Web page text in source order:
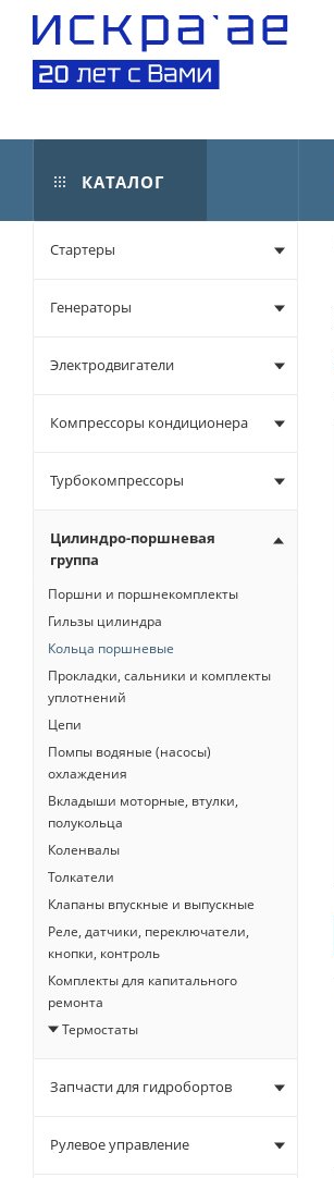
КАТАЛОГ
Стартеры
Генераторы
Электродвигатели
Компрессоры кондиционера
Турбокомпрессоры
Цилиндро-поршневая
группа
Поршни и поршнекомплекты
Гильзы цилиндра
Кольца поршневые
Прокладки, сальники и комплекты
уплотнений
Цепи
Помпы водяные (насосы)
охлаждения
Вкладыши моторные, втулки,
полукольца
Коленвалы
Толкатели
Клапаны впускные и выпускные
Реле, датчики, переключатели,
кнопки, контроль
Комплекты для капитального
ремонта
Термостаты
Запчасти для гидробортов
Рулевое управление